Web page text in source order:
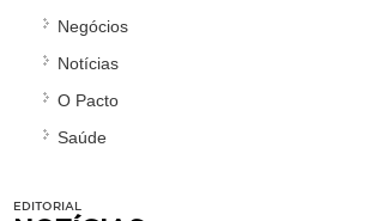
Negócios
Notícias
O Pacto
Saúde
EDITORIAL